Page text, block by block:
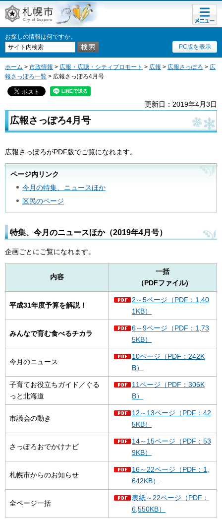
札幌市
お探しの情報は何ですか。
PC版を表示
メニュ
ー
ホーム > 市政情報 > 広報・広聴・シティプロモート > 広報 > 広報さっぽろ > 広
報さっぽろ一覧 > 広報さっぽろ4月号
更新日：2019年4月3日
広報さっぽろ4月号
広報さっぽろがPDF版でご覧になれます。
ページ内リンク
今月の特集、ニュースほか
区民のページ
特集、今月のニュースほか（2019年4月号）
企画ごとにご覧になれます。
内容
一括
（PDFファイル)
平成31年度予算を解説！
2～5ページ（PDF：1,40
1KB）
みんなで育む食べるチカラ
6～9ページ（PDF：1,73
5KB）
今月のニュース
10ページ（PDF：242K
B）
子育てお役立ちガイド／ぐる
っと北海道
11ページ（PDF：306K
B）
市議会の動き
12～13ページ（PDF：42
5KB）
さっぽろおでかけナビ
14～15ページ（PDF：53
9KB）
札幌市からのお知らせ
16～22ページ（PDF：1,
642KB）
全ページ一括
表紙～22ページ（PDF：
6,550KB）